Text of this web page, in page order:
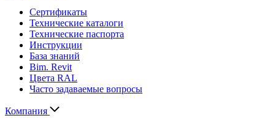
Сертификаты
Технические каталоги
Технические паспорта
Инструкции
База знаний
Bim. Revit
Цвета RAL
Часто задаваемые вопросы
Компания